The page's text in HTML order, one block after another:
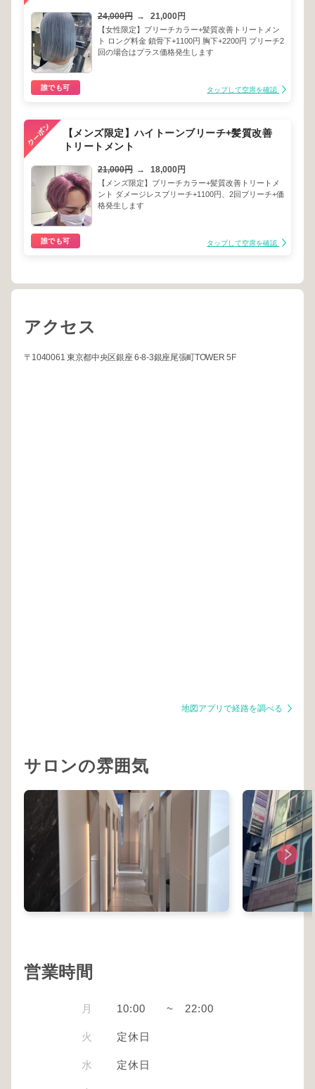
24,000円 → 21,000円
【女性限定】ブリーチカラー+髪質改善トリートメン
ト ロング料金 鎖骨下+1100円 胸下+2200円 ブリーチ2
回の場合はプラス価格発生します
誰でも可 タップして空席を確認
【メンズ限定】ハイトーンブリーチ+髪質改善
トリートメント
21,000円 → 18,000円
【メンズ限定】ブリーチカラー+髪質改善トリートメ
ント ダメージレスブリーチ+1100円、2回ブリーチ+価
格発生します
誰でも可 タップして空席を確認
アクセス
〒1040061 東京都中央区銀座 6-8-3銀座尾張町TOWER 5F
地図アプリで経路を調べる
サロンの雰囲気
営業時間
月 10:00 ~ 22:00
火 定休日
水 定休日